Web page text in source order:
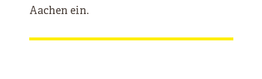
Aachen ein.